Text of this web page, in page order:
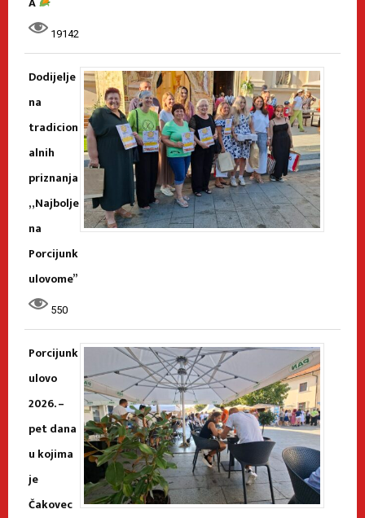
19142
Dodijelje
na
tradicion
alnih
priznanja
„Najbolje
na
Porcijunk
ulovome”
550
Porcijunk
ulovo
2026. –
pet dana
u kojima
je
Čakovec